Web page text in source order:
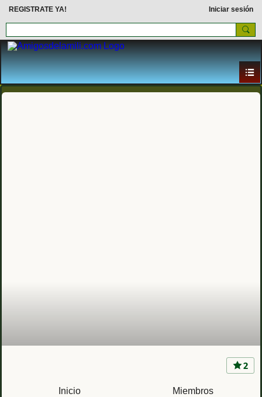
REGISTRATE YA! Iniciar sesión
Acuartelamiento Teniente Galiana (Valladolid)
Regimiento de Instrucción Calatrava 2
2
Inicio Miembros